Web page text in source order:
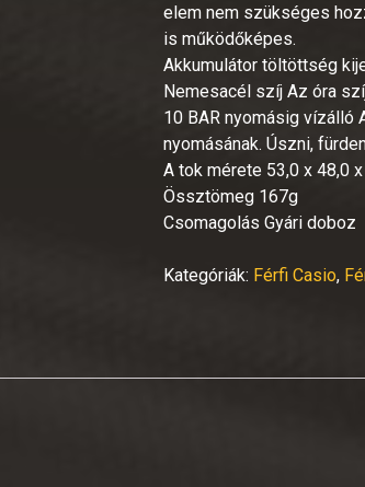
elem nem szükséges
is működőképes.
Akkumulátor töltöttség
Nemesacél szíj Az óra
10 BAR nyomásig vízálló
nyomásának. Úszni,
A tok mérete 53,0 x 48,0
Össztömeg 167g
Csomagolás Gyári doboz
Kategóriák: Férfi Casio,